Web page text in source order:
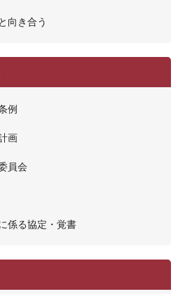
向き合う
例
画
員会
係る協定・覚書